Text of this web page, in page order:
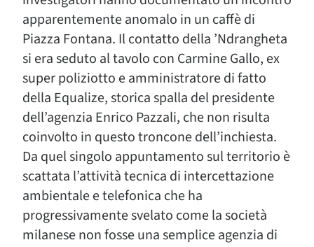
apparentemente anomalo in un caffè di
Piazza Fontana. Il contatto della ’Ndrangheta
si era seduto al tavolo con Carmine Gallo, ex
super poliziotto e amministratore di fatto
della Equalize, storica spalla del presidente
dell’agenzia Enrico Pazzali, che non risulta
coinvolto in questo troncone dell’inchiesta.
Da quel singolo appuntamento sul territorio è
scattata l’attività tecnica di intercettazione
ambientale e telefonica che ha
progressivamente svelato come la società
milanese non fosse una semplice agenzia di